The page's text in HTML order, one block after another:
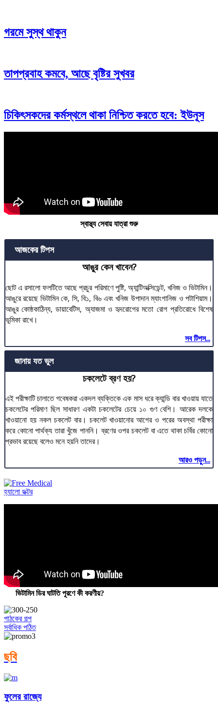
গরমে সুস্থ থাকুন
তাপপ্রবাহ কমবে, আছে বৃষ্টির সুখবর
চিকিৎসকদের কর্মস্থলে থাকা নিশ্চিত করতে হবে: ইউনূস
স্বাস্থ্য সেবায় যাত্রা শুরু
আজকের টিপস
আঙুর কেন খাবেন?
ছোট এ রসালো ফলটিতে আছে প্রচুর পরিমাণে পুষ্টি, অ্যান্টিঅক্সিডেন্ট, খনিজ ও ভিটামিন।
আঙুরে রয়েছে ভিটামিন কে, সি, বি১, বি৬ এবং খনিজ উপাদান ম্যাংগানিজ ও পটাশিয়াম।
আঙুর কোষ্ঠকাঠিন্য, ডায়াবেটিস, অ্যাজমা ও হৃদরোগের মতো রোগ প্রতিরোধে বিশেষ
ভূমিকা রাখে।
সব টিপস...
জানায় যত ভুল
চকলেটে ব্রণ হয়?
এই পরীক্ষাটি চালাতে গবেষকরা একদল ব্যক্তিকে এক মাস ধরে ক্যান্ডি বার খাওয়ায় যাতে
চকলেটের পরিমাণ ছিল সাধারণ একটা চকলেটের চেয়ে ১০ গুণ বেশি। আরেক দলকে
খাওয়ানো হয় নকল চকলেট বার। চকলেট খাওয়ানোর আগের ও পরের অবস্থা পরীক্ষা
করে কোনো পার্থক্য তারা খুঁজে পাননি। ব্রণের ওপর চকলেট বা এতে থাকা চর্বির কোনো
প্রভাব রয়েছে বলেও মনে হয়নি তাদের।
আরও পড়ুন...
হ্যালো ডক্টর
ভিটামিন ডির ঘাটতি পূরণে কী করণীয়?
পাঠকের গল্প
সর্বাধিক পঠিত
ছবি
ফুলের রাজ্যে